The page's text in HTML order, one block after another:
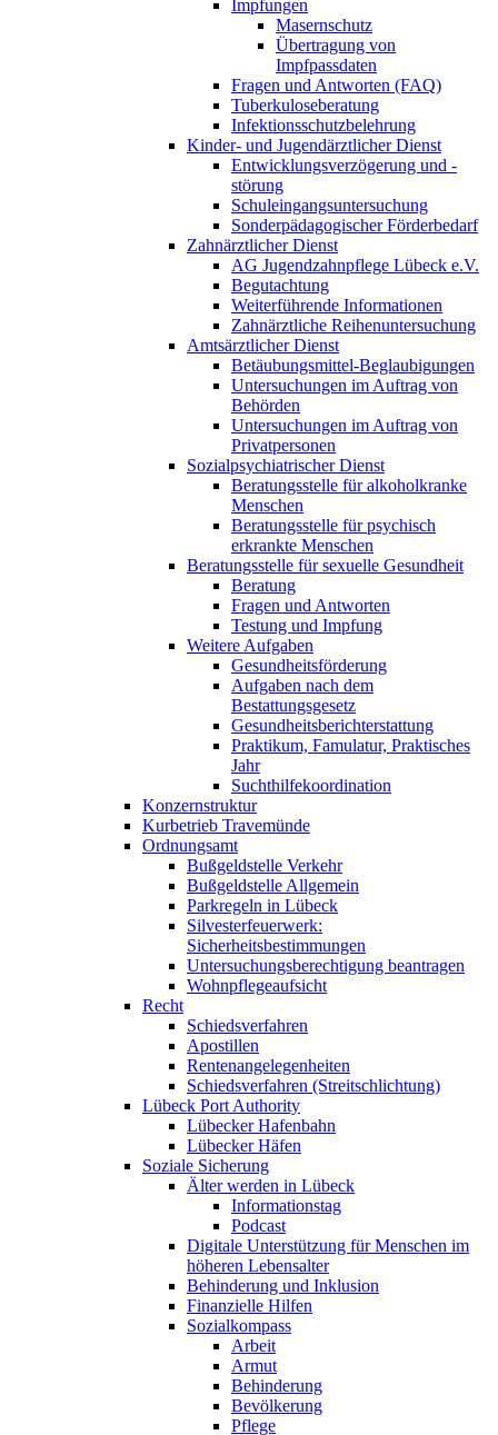
Impfungen
Masernschutz
Übertragung von
Impfpassdaten
Fragen und Antworten (FAQ)
Tuberkuloseberatung
Infektionsschutzbelehrung
Kinder- und Jugendärztlicher Dienst
Entwicklungsverzögerung und -
störung
Schuleingangsuntersuchung
Sonderpädagogischer Förderbedarf
Zahnärztlicher Dienst
AG Jugendzahnpflege Lübeck e.V.
Begutachtung
Weiterführende Informationen
Zahnärztliche Reihenuntersuchung
Amtsärztlicher Dienst
Betäubungsmittel-Beglaubigungen
Untersuchungen im Auftrag von
Behörden
Untersuchungen im Auftrag von
Privatpersonen
Sozialpsychiatrischer Dienst
Beratungsstelle für alkoholkranke
Menschen
Beratungsstelle für psychisch
erkrankte Menschen
Beratungsstelle für sexuelle Gesundheit
Beratung
Fragen und Antworten
Testung und Impfung
Weitere Aufgaben
Gesundheitsförderung
Aufgaben nach dem
Bestattungsgesetz
Gesundheitsberichterstattung
Praktikum, Famulatur, Praktisches
Jahr
Suchthilfekoordination
Konzernstruktur
Kurbetrieb Travemünde
Ordnungsamt
Bußgeldstelle Verkehr
Bußgeldstelle Allgemein
Parkregeln in Lübeck
Silvesterfeuerwerk:
Sicherheitsbestimmungen
Untersuchungsberechtigung beantragen
Wohnpflegeaufsicht
Recht
Schiedsverfahren
Apostillen
Rentenangelegenheiten
Schiedsverfahren (Streitschlichtung)
Lübeck Port Authority
Lübecker Hafenbahn
Lübecker Häfen
Soziale Sicherung
Älter werden in Lübeck
Informationstag
Podcast
Digitale Unterstützung für Menschen im
höheren Lebensalter
Behinderung und Inklusion
Finanzielle Hilfen
Sozialkompass
Arbeit
Armut
Behinderung
Bevölkerung
Pflege